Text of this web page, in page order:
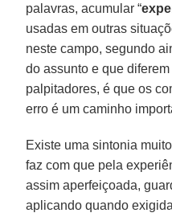
palavras, acumular “
usadas em outras
neste campo, segundo
do assunto e que
palpitadores, é que os
erro é um caminho
Existe uma sintonia
faz com que pela
assim aperfeiçoada,
aplicando quando